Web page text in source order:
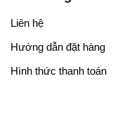
Liên hệ
Hướng dẫn đặt hàng
Hình thức thanh toán